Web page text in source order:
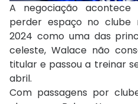
A negociação
perder espaço no clube
2024 como uma das
celeste, Walace não
titular e passou a treinar
abril.
Com passagens por